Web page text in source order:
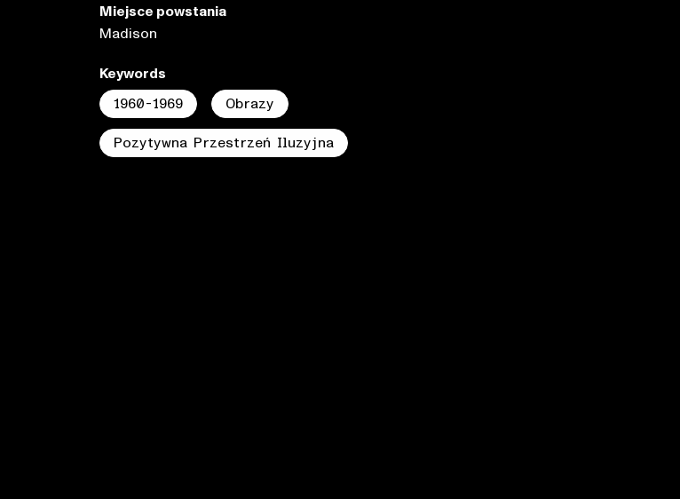
Miejsce powstania
Madison
Keywords
1960-1969 Obrazy
Pozytywna Przestrzeń Iluzyjna